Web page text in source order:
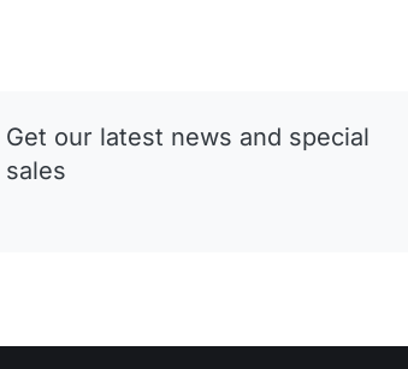
Get our latest news and special
sales